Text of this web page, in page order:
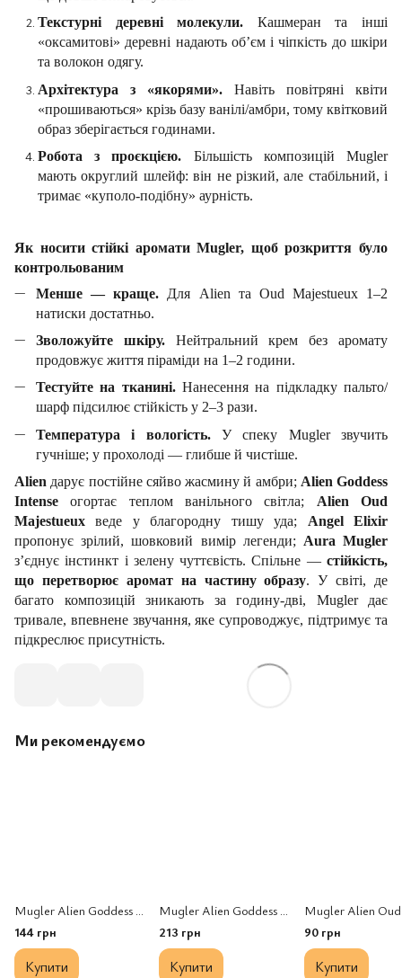
Текстурні деревні молекули. Кашмеран та інші
«оксамитові» деревні надають об’єм і чіпкість до шкіри
та волокон одягу.
Архітектура з «якорями». Навіть повітряні квіти
«прошиваються» крізь базу ванілі/амбри, тому квітковий
образ зберігається годинами.
Робота з проєкцією. Більшість композицій Mugler
мають округлий шлейф: він не різкий, але стабільний, і
тримає «куполо-подібну» аурність.
Як носити стійкі аромати Mugler, щоб розкриття було
контрольованим
Менше — краще. Для Alien та Oud Majestueux 1–2
натиски достатньо.
Зволожуйте шкіру.Нейтральний крем без аромату
продовжує життя піраміди на 1–2 години.
Тестуйте на тканині.Нанесення на підкладку пальто/
шарф підсилює стійкість у 2–3 рази.
Температура і вологість.У спеку Mugler звучить
гучніше; у прохолоді — глибше й чистіше.
Alien дарує постійне сяйво жасмину й амбри; Alien Goddess
Intense огортає теплом ванільного світла; Alien Oud
Majestueux веде у благородну тишу уда; Angel Elixir
пропонує зрілий, шовковий вимір легенди; Aura Mugler
з’єднує інстинкт і зелену чуттєвість. Спільне — стійкість,
що перетворює аромат на частину образу. У світі, де
багато композицій зникають за годину-дві, Mugler дає
тривале, впевнене звучання, яке супроводжує, підтримує та
підкреслює присутність.
Ми рекомендуємо
Mugler Alien Goddess Intense edp, Франція
144 грн
Купити
Mugler Alien Goddess Intense edp, Франція
213 грн
Купити
90 грн
Купити